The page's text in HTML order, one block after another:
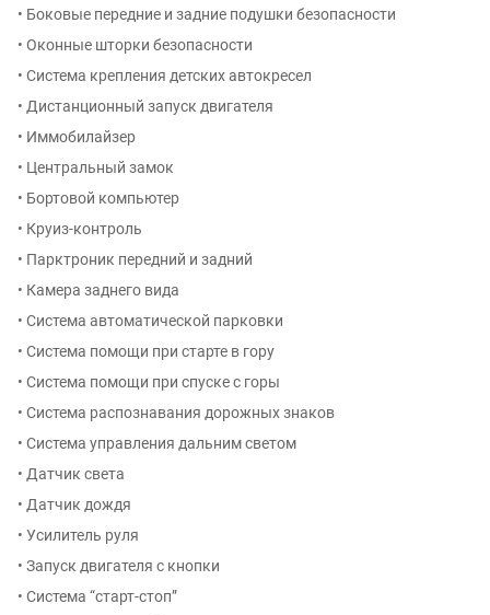
• Боковые передние и задние подушки безопасности
• Оконные шторки безопасности
• Система крепления детских автокресел
• Дистанционный запуск двигателя
• Иммобилайзер
• Центральный замок
• Бортовой компьютер
• Круиз-контроль
• Парктроник передний и задний
• Камера заднего вида
• Система автоматической парковки
• Система помощи при старте в гору
• Система помощи при спуске с горы
• Система распознавания дорожных знаков
• Система управления дальним светом
• Датчик света
• Датчик дождя
• Усилитель руля
• Запуск двигателя с кнопки
• Система “старт-стоп”